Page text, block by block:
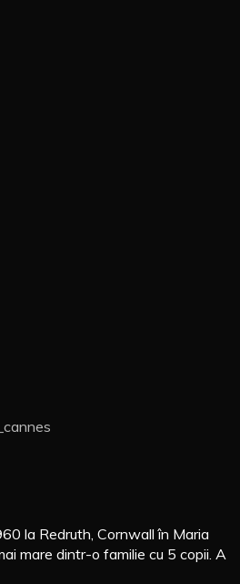
la Redruth, Cornwall în Maria
mare dintr-o familie cu 5 copii. A